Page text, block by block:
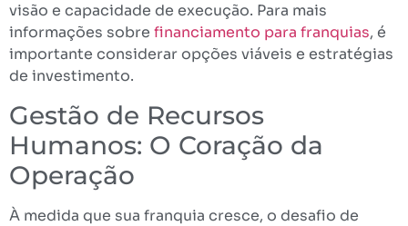
visão e capacidade de execução. Para mais
informações sobre financiamento para franquias, é
importante considerar opções viáveis e estratégias
de investimento.
Gestão de Recursos
Humanos: O Coração da
Operação
À medida que sua franquia cresce, o desafio de